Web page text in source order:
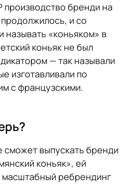
бренди на
и со
называть «коньяком» в
коньяк не был
— так называли
изготавливали по
с французскими.
выпускать бренди
коньяк», ей
масштабный ребрендинг